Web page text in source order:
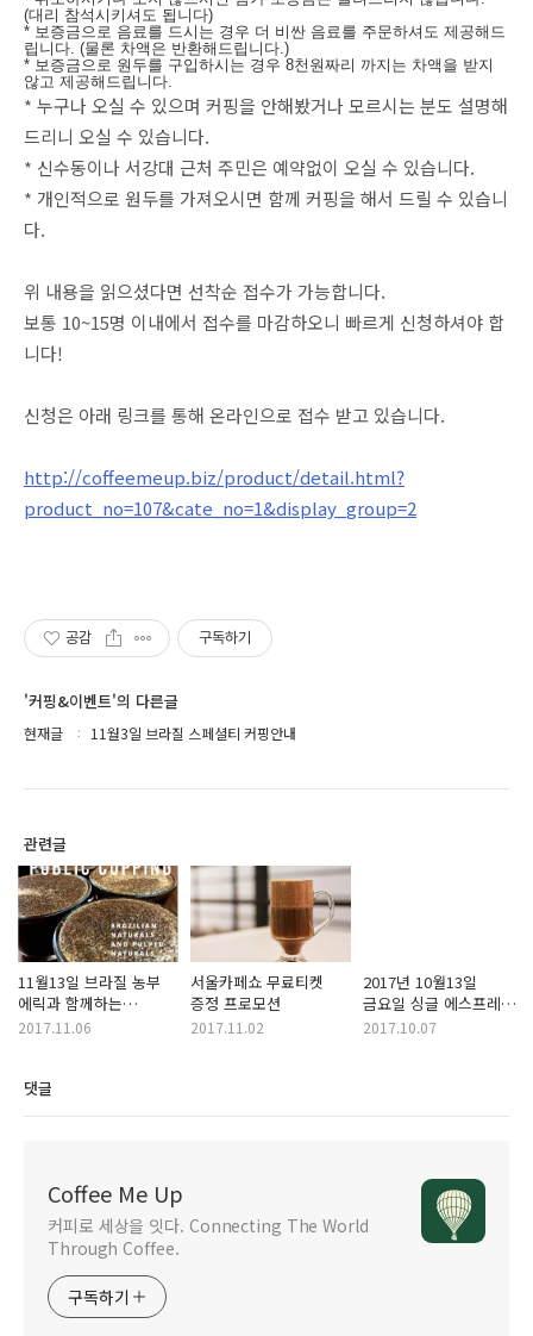
(대리 참석시키셔도 됩니다)
* 보증금으로 음료를 드시는 경우 더 비싼 음료를 주문하셔도 제공해드
립니다. (물론 차액은 반환해드립니다.)
* 보증금으로 원두를 구입하시는 경우 8천원짜리 까지는 차액을 받지
않고 제공해드립니다.
* 누구나 오실 수 있으며 커핑을 안해봤거나 모르시는 분도 설명해
드리니 오실 수 있습니다.
* 신수동이나 서강대 근처 주민은 예약없이 오실 수 있습니다.
* 개인적으로 원두를 가져오시면 함께 커핑을 해서 드릴 수 있습니
다.
위 내용을 읽으셨다면 선착순 접수가 가능합니다.
보통 10~15명 이내에서 접수를 마감하오니 빠르게 신청하셔야 합
니다!
신청은 아래 링크를 통해 온라인으로 접수 받고 있습니다.
http://coffeemeup.biz/product/detail.html?
product_no=107&cate_no=1&display_group=2
공감 구독하기
'커핑&이벤트'의 다른글
현재글 11월3일 브라질 스페셜티 커핑안내
관련글
11월13일 브라질 농부
에릭과 함께하는
스페셜티 커핑
2017.11.06
서울카페쇼 무료티켓
증정 프로모션
2017.11.02
2017년 10월13일
금요일 싱글 에스프레소
커핑 안내
2017.10.07
댓글
Coffee Me Up
커피로 세상을 잇다. Connecting The World
Through Coffee.
구독하기